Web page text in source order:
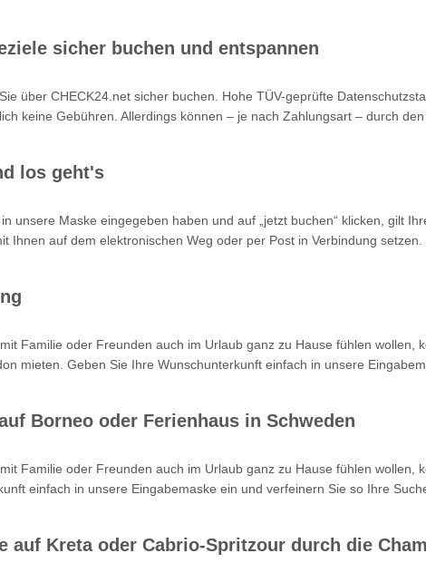
sicher buchen und entspannen
über CHECK24.net sicher buchen. Hohe TÜV-geprüfte
keine Gebühren. Allerdings können – je nach Zahlungsart – durch
los geht's
unsere Maske eingegeben haben und auf „jetzt buchen“ klicken, gilt
Ihnen auf dem elektronischen Weg oder per Post in Verbindung setzen.
Familie oder Freunden auch im Urlaub ganz zu Hause fühlen
mieten. Geben Sie Ihre Wunschunterkunft einfach in unsere
Borneo oder Ferienhaus in Schweden
Familie oder Freunden auch im Urlaub ganz zu Hause fühlen
einfach in unsere Eingabemaske ein und verfeinern Sie so Ihre
auf Kreta oder Cabrio-Spritzour durch die